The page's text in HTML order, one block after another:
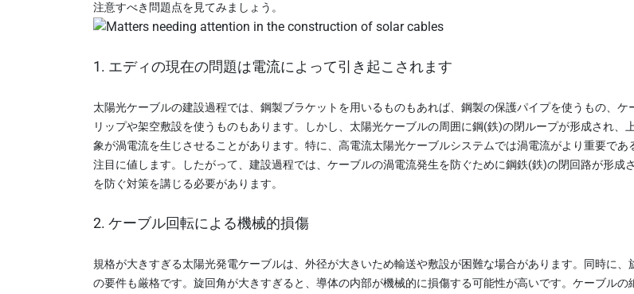
注意すべき問題点を見てみましょう。
1. エディの現在の問題は電流によって引き起こされます
太陽光ケーブルの建設過程では、鋼製ブラケットを用いるものもあれば、鋼製の保護パイプを使うもの、ケ
リップや架空敷設を使うものもあります。しかし、太陽光ケーブルの周囲に鋼(鉄)の閉ループが形成され、
象が渦電流を生じさせることがあります。特に、高電流太陽光ケーブルシステムでは渦電流がより重要であ
注目に値します。したがって、建設過程では、ケーブルの渦電流発生を防ぐために鋼鉄(鉄)の閉回路が形成
を防ぐ対策を講じる必要があります。
2. ケーブル回転による機械的損傷
規格が大きすぎる太陽光発電ケーブルは、外径が大きいため輸送や敷設が困難な場合があります。同時に、
の要件も厳格です。旋回角が大きすぎると、導体の内部が機械的に損傷する可能性が高いです。ケーブルの